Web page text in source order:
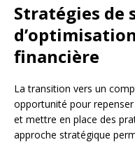
Stratégies de
financière
La transition vers un
opportunité pour
et mettre en place des
approche stratégique